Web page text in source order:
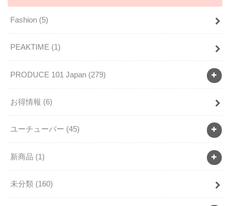
Fashion (5)
PEAKTIME (1)
PRODUCE 101 Japan (279)
お得情報 (6)
ユーチューバー (45)
新商品 (1)
未分類 (160)